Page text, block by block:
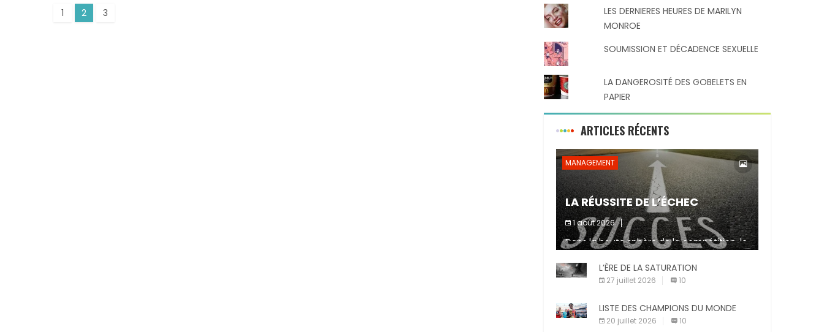
1 2 3
LES DERNIERES HEURES DE MARILYN
MONROE
SOUMISSION ET DÉCADENCE SEXUELLE
LA DANGEROSITÉ DES GOBELETS EN
PAPIER
ARTICLES RÉCENTS
MANAGEMENT
LA RÉUSSITE DE L’ÉCHEC
1 août 2026
Dans la haute sphère de la compétition, le
fait de ne pas atteindre un objectif est un
signe d’incompétence et une source de
sanctions diverses (avertissement, […]
L’ÈRE DE LA SATURATION
27 juillet 2026 10
LISTE DES CHAMPIONS DU MONDE
20 juillet 2026 10